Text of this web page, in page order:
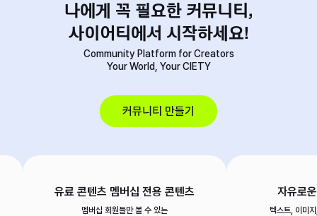
나에게 꼭 필요한 커뮤니티,
사이어티에서 시작하세요!
Community Platform for Creators
Your World, Your CIETY
커뮤니티 만들기
유료 콘텐츠 멤버십 전용 콘텐츠
멤버십 회원들만 볼 수 있는
자유로
텍스트, 이미